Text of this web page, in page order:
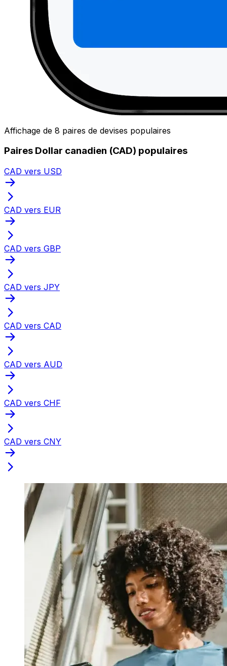
Affichage de 8 paires de devises populaires
Paires Dollar canadien (CAD) populaires
CAD vers USD
CAD vers EUR
CAD vers GBP
CAD vers JPY
CAD vers CAD
CAD vers AUD
CAD vers CHF
CAD vers CNY